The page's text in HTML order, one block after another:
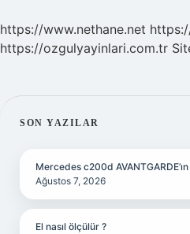
https://www.nethane.net
https://ozgulyayinlari.com.tr
SIDEBAR
SON YAZILAR
Mercedes c200d
Ağustos 7, 2026
El nasıl ölçülür ?